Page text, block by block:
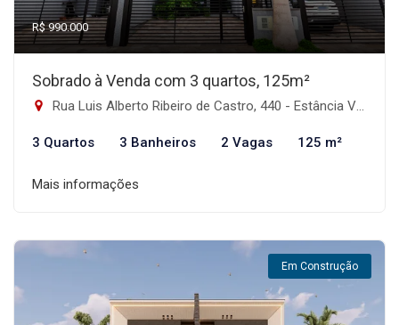
R$ 990.000
Sobrado à Venda com 3 quartos, 125m²
Rua Luis Alberto Ribeiro de Castro, 440 - Estância Velha, Canoas-RS
3 Quartos 3 Banheiros 2 Vagas 125 m²
Mais informações
Em Construção